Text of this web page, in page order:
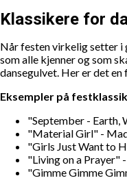
Klassikere for
Når festen virkelig setter i
som alle kjenner og som
dansegulvet. Her er det
Eksempler på
"September - Earth,
"Material Girl" -
"Girls Just Want to
"Living on a Prayer"
"Gimme Gimme